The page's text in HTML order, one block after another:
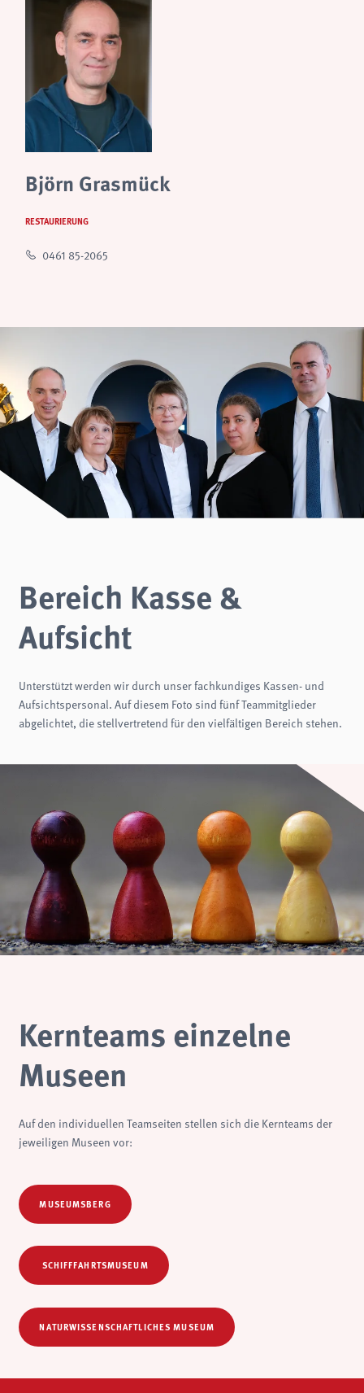
Björn Grasmück
RESTAURIERUNG
0461 85-2065
Bereich Kasse &
Aufsicht
Unterstützt werden wir durch unser fachkundiges Kassen- und
Aufsichtspersonal. Auf diesem Foto sind fünf Teammitglieder
abgelichtet, die stellvertretend für den vielfältigen Bereich stehen.
Kernteams einzelne
Museen
Auf den individuellen Teamseiten stellen sich die Kernteams der
jeweiligen Museen vor:
MUSEUMSBERG
SCHIFFFAHRTSMUSEUM
NATURWISSENSCHAFTLICHES MUSEUM